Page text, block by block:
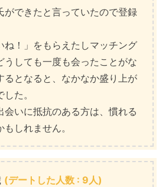
ができたと言っていたので登録
ね！」をもらえたしマッチング
うしても一度も会ったことがな
るとなると、なかなか盛り上が
た。
会いに抵抗のある方は、慣れる
しれません。
(デートした人数 : 9人)